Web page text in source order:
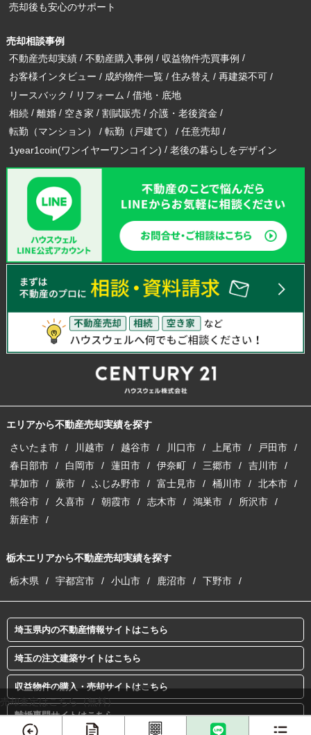
売却後も安心のサポート
売却相談事例
不動産売却実績
不動産購入事例
収益物件売買事例
お客様インタビュー
成約物件一覧 住み替え
再建築不可
リースバック
リフォーム
借地・底地
相続
離婚 空き家 割賦販売
介護・老後資金
転勤（マンション）
転勤（戸建て）
任意売却
1year1coin(ワンイヤーワンコイン)
老後の暮らしをデザイン
エリアから不動産売却実績を探す
さいたま市 川越市 越谷市 川口市 上尾市
戸田市
春日部市
白岡市 蓮田市 伊奈町 三郷市
吉川市
草加市
蕨市 ふじみ野市 富士見市 桶川市
北本市
熊谷市
久喜市 朝霞市 志木市 鴻巣市
所沢市
新座市
栃木エリアから不動産売却実績を探す
栃木県 宇都宮市 小山市 鹿沼市 下野市
埼玉県内の不動産情報サイトはこちら
埼玉の注文建築サイトはこちら
収益物件の購入・売却サイトはこちら
離婚専門サイトはこちら
売却査定はこちら（無料）